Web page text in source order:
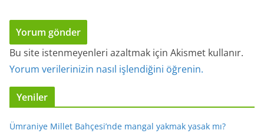
Bu site istenmeyenleri azaltmak için Akismet kullanır.
Yorum verilerinizin nasıl işlendiğini öğrenin.
Yeniler
Ümraniye Millet Bahçesi’nde mangal yakmak yasak mı?